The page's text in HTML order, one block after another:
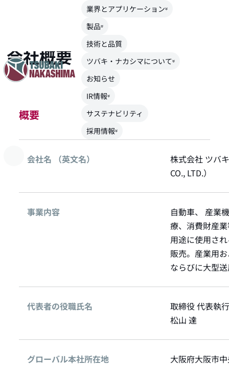
業界とアプリケーション
製品
技術と品質
ツバキ・ナカシマについて
お知らせ
IR情報
サステナビリティ
採用情報
ツバキ・ナカシマについて>会社概要
会社概要
概要
会社名 （英文名）
株式会社 ツバ
CO., LTD.）
事業内容
自動車、 産業
療、消費財産
用途に使用さ
販売。産業用
ならびに大型
代表者の役職氏名
取締役 代表執
松山 達
グローバル本社所在地
大阪府大阪市